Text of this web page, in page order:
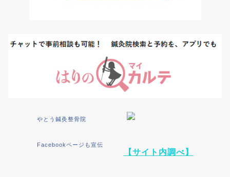
やとう鍼灸整骨院
Facebookページも宣伝
【サイト内調べ】